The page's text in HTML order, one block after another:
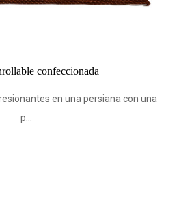
Tela opaca para persianas